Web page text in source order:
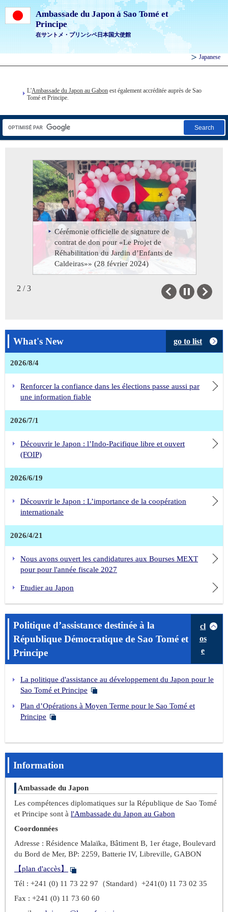
Ambassade du Japon à Sao Tomé et
Principe
在サントメ・プリンシペ日本国大使館
Japanese
L'Ambassade du Japon au Gabon est également accréditée auprès de Sao
Tomé et Principe.
Search
Cérémonie officielle de remise de
don pour « Le Projet de réhabilitation
de l’École primaire de Porto Alegre »
(27 février 2024)
Cérémonie officielle de signature de
contrat de don pour «Le Projet de
Réhabilitation du Jardin d’Enfants de
Caldeiras»» (28 février 2024)
Cérémonie officielle de remise de
don pour «Le Projet
d’Agrandissement, de Réhabilitation
et d’Equipement du Centre de Santé
de la Croix Rouge de Sao Tomé et
Principe» (29 février 2024)
2 / 3
What's New go to list
2026/8/4
Renforcer la confiance dans les élections passe aussi par
une information fiable
2026/7/1
Découvrir le Japon : l’Indo-Pacifique libre et ouvert
(FOIP)
2026/6/19
Découvrir le Japon : L’importance de la coopération
internationale
2026/4/21
Nous avons ouvert les candidatures aux Bourses MEXT
pour pour l'année fiscale 2027
Etudier au Japon
Politique d’assistance destinée à la
République Démocratique de Sao Tomé et
Principe
cl
os
e
La politique d'assistance au développement du Japon pour le
Sao Tomé et Principe
Plan d’Opérations à Moyen Terme pour le Sao Tomé et
Principe
Information
Ambassade du Japon
Les compétences diplomatiques sur la République de Sao Tomé
et Principe sont à l'Ambassade du Japon au Gabon
Coordonnées
Adresse : Résidence Malaïka, Bâtiment B, 1er étage, Boulevard
du Bord de Mer, BP: 2259, Batterie IV, Libreville, GABON
【plan d'accès】
Tél : +241 (0) 11 73 22 97（Standard）+241(0) 11 73 02 35
Fax : +241 (0) 11 73 60 60